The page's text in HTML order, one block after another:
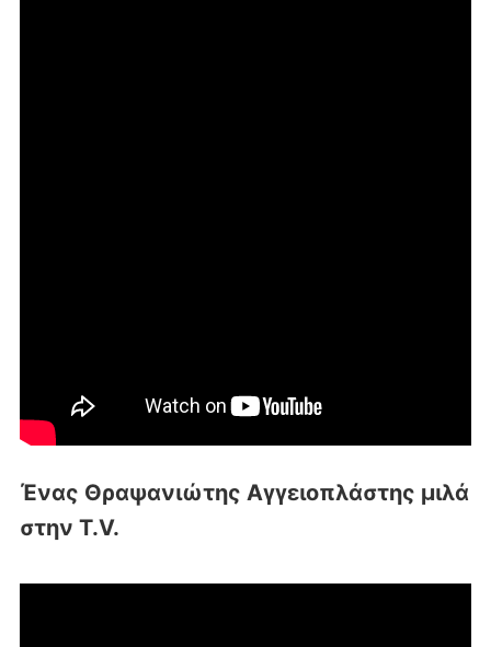
Ένας Θραψανιώτης Αγγειοπλάστης μιλά
στην T.V.